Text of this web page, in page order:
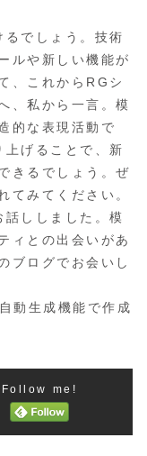
でしょう。技術
ルや新しい機能が
、これからRGシ
、私から一言。模
的な表現活動で
げることで、新
きるでしょう。ぜ
てみてください。
ししました。模
ィとの出会いがあ
ブログでお会いし
動生成機能で作成
Follow me!